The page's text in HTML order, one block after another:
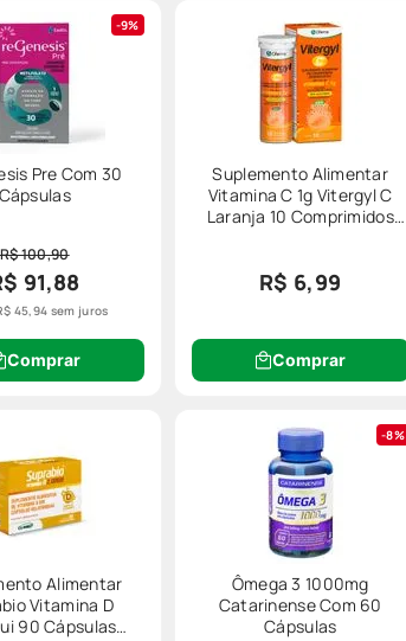
9%
Pre Com 30
Cápsulas
R$ 100,90
91,88
45,94 sem juros
Comprar
Suplemento Alimentar
Vitamina C 1g Vitergyl C
Laranja 10 Comprimidos
R$ 6,99
Comprar
Alimentar
Vitamina D
90 Cápsulas
8%
Ômega 3 1000mg
Catarinense Com 60
Cápsulas